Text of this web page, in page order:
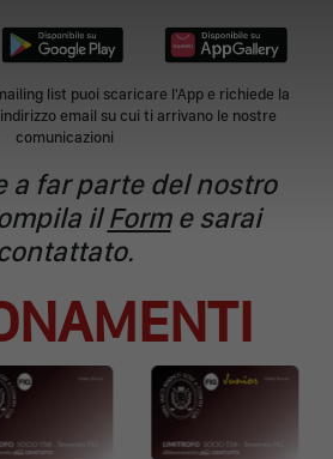
list puoi scaricare l'App e richiede la
email su cui ti arrivano le nostre
comunicazioni
a far parte del nostro
ilForme sarai